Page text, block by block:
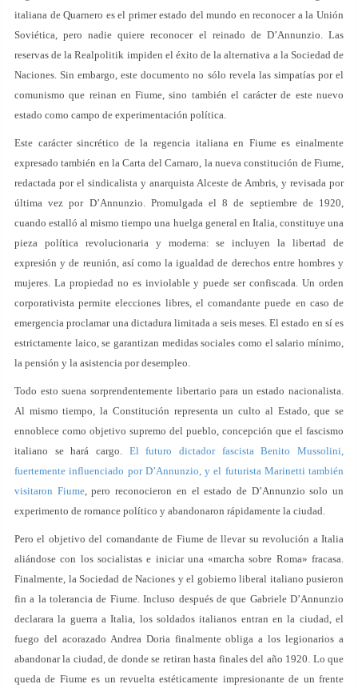
italiana de Quarnero es el primer estado del mundo en reconocer a la Unión
Soviética, pero nadie quiere reconocer el reinado de D’Annunzio. Las
reservas de la Realpolitik impiden el éxito de la alternativa a la Sociedad de
Naciones. Sin embargo, este documento no sólo revela las simpatías por el
comunismo que reinan en Fiume, sino también el carácter de este nuevo
estado como campo de experimentación política.
Este carácter sincrético de la regencia italiana en Fiume es einalmente
expresado también en la Carta del Carnaro, la nueva constitución de Fiume,
redactada por el sindicalista y anarquista Alceste de Ambris, y revisada por
última vez por D’Annunzio. Promulgada el 8 de septiembre de 1920,
cuando estalló al mismo tiempo una huelga general en Italia, constituye una
pieza política revolucionaria y moderna: se incluyen la libertad de
expresión y de reunión, así como la igualdad de derechos entre hombres y
mujeres. La propiedad no es inviolable y puede ser confiscada. Un orden
corporativista permite elecciones libres, el comandante puede en caso de
emergencia proclamar una dictadura limitada a seis meses. El estado en sí es
estrictamente laico, se garantizan medidas sociales como el salario mínimo,
la pensión y la asistencia por desempleo.
Todo esto suena sorprendentemente libertario para un estado nacionalista.
Al mismo tiempo, la Constitución representa un culto al Estado, que se
ennoblece como objetivo supremo del pueblo, concepción que el fascismo
italiano se hará cargo. El futuro dictador fascista Benito Mussolini,
fuertemente influenciado por D’Annunzio, y el futurista Marinetti también
visitaron Fiume, pero reconocieron en el estado de D’Annunzio solo un
experimento de romance político y abandonaron rápidamente la ciudad.
Pero el objetivo del comandante de Fiume de llevar su revolución a Italia
aliándose con los socialistas e iniciar una «marcha sobre Roma» fracasa.
Finalmente, la Sociedad de Naciones y el gobierno liberal italiano pusieron
fin a la tolerancia de Fiume. Incluso después de que Gabriele D’Annunzio
declarara la guerra a Italia, los soldados italianos entran en la ciudad, el
fuego del acorazado Andrea Doria finalmente obliga a los legionarios a
abandonar la ciudad, de donde se retiran hasta finales del año 1920. Lo que
queda de Fiume es un revuelta estéticamente impresionante de un frente